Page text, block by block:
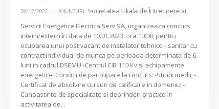
28/12/2022 ANUNTURI
Societatea Filiala de Întretinere si
Servicii Energetice Electrica Serv SA, organizeaza concurs
intern/extern în data de 10.01.2023, ora 10:00, pentru
ocuparea unui post vacant de instalator tehnico - sanitar cu
contract individual de munca pe perioada determinata de 6
luni in cadrul DSEMU -Centrul CIR 110 Kv si echipamente
energetice. Conditii de participare la concurs: -Studii medii; -
Certificat de absolvire cursuri de calificare in domeniu; -
Cunoastinte de specialitate si deprinderi practice in
activitatea de...